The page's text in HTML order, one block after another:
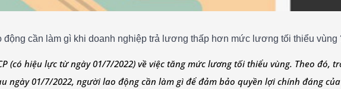
động cần làm gì khi doanh nghiệp trả lương thấp hơn mức lương tối thiểu vùng
(có hiệu lực từ ngày 01/7/2022) về việc tăng mức lương tối thiểu vùng. Theo đó,
ngày 01/7/2022, người lao động cần làm gì để đảm bảo quyền lợi chính đáng